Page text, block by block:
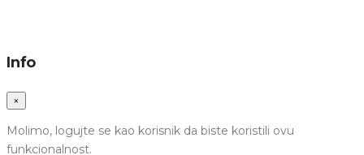
Info
×
Molimo, logujte se kao korisnik da biste koristili ovu
funkcionalnost.